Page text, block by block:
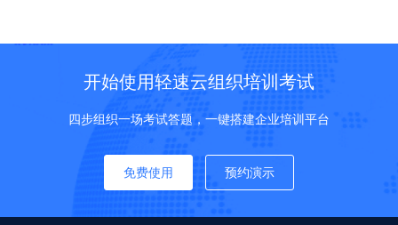
开始使用轻速云组织培训考试
四步组织一场考试答题，一键搭建企业培训平台
免费使用 预约演示